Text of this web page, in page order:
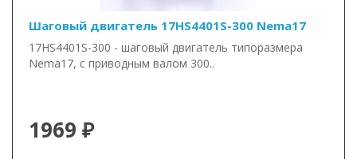
Шаговый двигатель 17HS4401S-300 Nema17
17HS4401S-300 - шаговый двигатель типоразмера
Nema17, с приводным валом 300..
1969 ₽